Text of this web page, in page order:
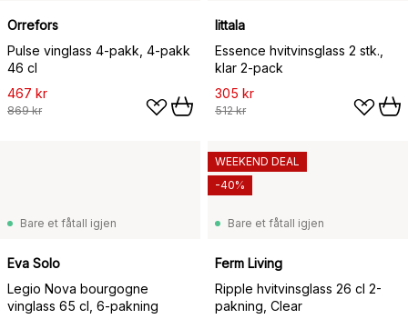
Orrefors
Pulse vinglass 4-pakk, 4-pakk
46 cl
467 kr
869 kr
Iittala
Essence hvitvinsglass 2 stk.,
klar 2-pack
305 kr
512 kr
Bare et fåtall igjen
Eva Solo
Legio Nova bourgogne
vinglass 65 cl, 6-pakning
Bare et fåtall igjen
Ferm Living
Ripple hvitvinsglass 26 cl 2-
pakning, Clear
WEEKEND DEAL
-40%